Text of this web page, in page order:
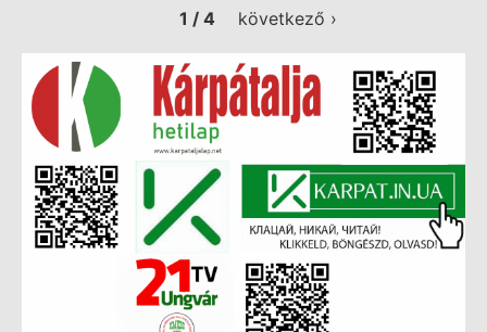
1 / 4
következő ›